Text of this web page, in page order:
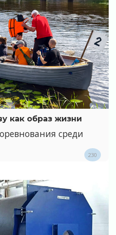
как образ жизни
среди
230